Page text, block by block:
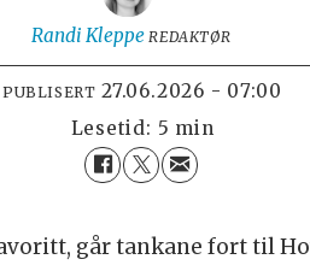
Randi Kleppe REDAKTØR
PUBLISERT
27.06.2026 - 07:00
Lesetid: 5 min
går tankane fort til